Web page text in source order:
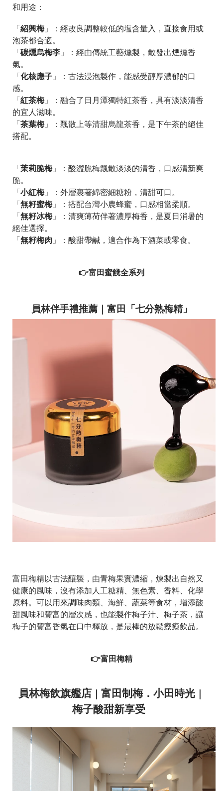
和用途：
「 紹興梅」：經改良調整較低的塩含量入，直接食用或
泡茶都合適。
「 碳燻烏梅李 」：經由傳統工藝燻製，散發出煙燻香
氣。
「 化核應子 」：古法浸泡製作，能感受醇厚濃郁的口
感。
「 紅茶梅」：融合了日月潭獨特紅茶香，具有淡淡清香
的宜人滋味。
「 茶葉梅」：飄散上等清甜烏龍茶香，是下午茶的絕佳
搭配。
「 茉莉脆梅」：酸澀脆梅飄散淡淡的清香，口感清新爽
脆。
「 小紅梅」：外層裹著綿密細糖粉，清甜可口。
「 無籽蜜梅」：搭配台灣小農蜂蜜，口感相當柔順。
「 無籽冰梅」：清爽薄荷伴著濃厚梅香，是夏日消暑的
絕佳選擇。
「 無籽梅肉 」：酸甜帶鹹，適合作為下酒菜或零食。
👉富田蜜餞全系列
員林伴手禮推薦｜富田「七分熟梅精」
富田梅精以古法釀製，由青梅果實濃縮，煉製出自然又
健康的風味，沒有添加人工糖精、無色素、香料、化學
原料。可以用來調味肉類、海鮮、蔬菜等食材，增添酸
甜風味和豐富的層次感，也能製作梅子汁、梅子茶，讓
梅子的豐富香氣在口中釋放，是最棒的放鬆療癒飲品。
👉富田梅精
員林梅飲旗艦店 富田制梅．小田時光
梅子酸甜新享受